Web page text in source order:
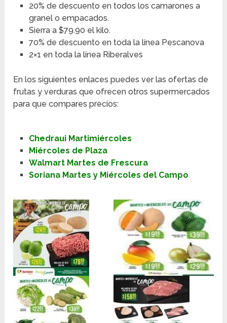
20% de descuento en todos los camarones a
granel o empacados.
Sierra a $79.90 el kilo.
70% de descuento en toda la línea Pescanova
2×1 en toda la línea Riberalves
En los siguientes enlaces puedes ver las ofertas de
frutas y verduras que ofrecen otros supermercados
para que compares precios:
Chedraui Martimiércoles
Miércoles de Plaza
Walmart Martes de Frescura
Soriana Martes y Miércoles del Campo